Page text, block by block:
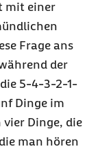
mit einer
Frage ans
der
5-4-3-2-1-
Dinge im
vier Dinge, die
man hören